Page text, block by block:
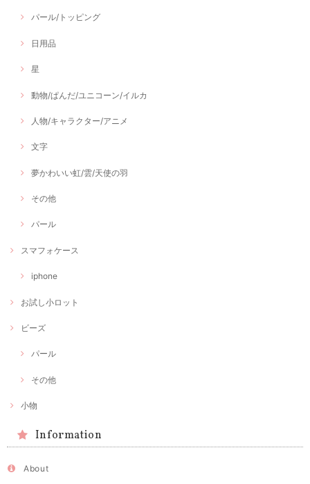
パール/トッピング
日用品
星
動物/ぱんだ/ユニコーン/イルカ
人物/キャラクター/アニメ
文字
夢かわいい虹/雲/天使の羽
その他
パール
スマフォケース
iphone
お試し小ロット
ビーズ
パール
その他
小物
Information
About